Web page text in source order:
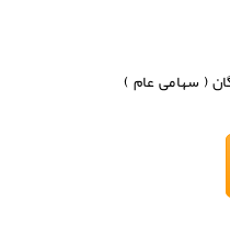
( سهامی عام )